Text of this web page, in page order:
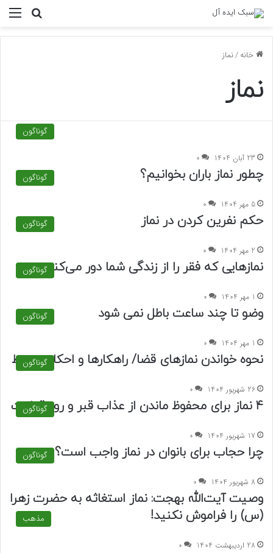
خانه/نماز
نماز
گوناگون
23 آبان 1404 0
چطور نماز باران بخوانیم؟ گوناگون
5 مهر 1404 0
حکم نفرین کردن در نماز گوناگون
2 مهر 1404 0
نمازهایی که فقر را از زندگی شما دور می‌کنندگوناگون
1 مهر 1404 0
وضو تا چند ساعت باطل نمی شود گوناگون
1 مهر 1404 0
نحوه خواندن نمازهای قضا/ راهکارها و احکام مرتبط
گوناگون
26 شهریور 1404 0
۴ نماز برای محفوظ ماندن از عذاب قبر و روز قیامت گوناگون
17 شهریور 1404 0
چرا حجاب برای بانوان در نماز واجب است؟ گوناگون
8 شهریور 1404 0
وصیت آیت‌الله بهجت: نماز استغاثه به حضرت زهرا
(س) را فراموش نکنید!
مذهب
28 اردیبهشت 1404 0